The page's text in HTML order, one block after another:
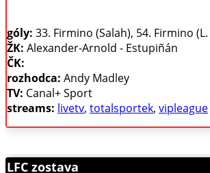
góly: 33. Firmino (Salah), 54. Firmino
ŽK: Alexander-Arnold - Estupiñán
ČK:
rozhodca: Andy Madley
TV: Canal+ Sport
streams: livetv, totalsportek, vipleague
LFC zostava